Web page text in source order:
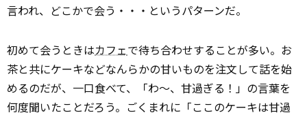
言われ、どこかで会う・・・というパターンだ。
初めて会うときはカフェで待ち合わせすることが多い。お
茶と共にケーキなどなんらかの甘いものを注文して話を始
めるのだが、一口食べて、「わ～、甘過ぎる！」の言葉を
何度聞いたことだろう。ごくまれに「ここのケーキは甘過